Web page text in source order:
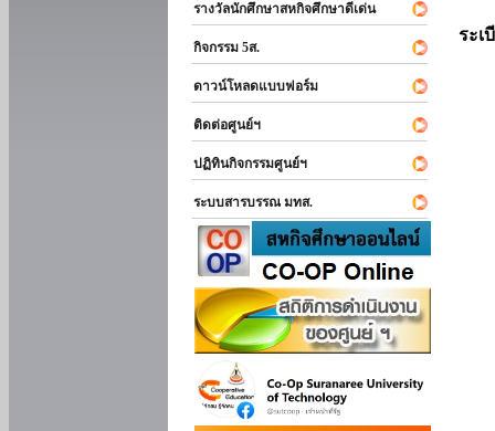
รางวัลนักศึกษาสหกิจศึกษาดีเด่น
กิจกรรม 5ส.
ดาวน์โหลดแบบฟอร์ม
ติดต่อศูนย์ฯ
ปฏิทินกิจกรรมศูนย์ฯ
ระบบสารบรรณ มทส.
ระเ